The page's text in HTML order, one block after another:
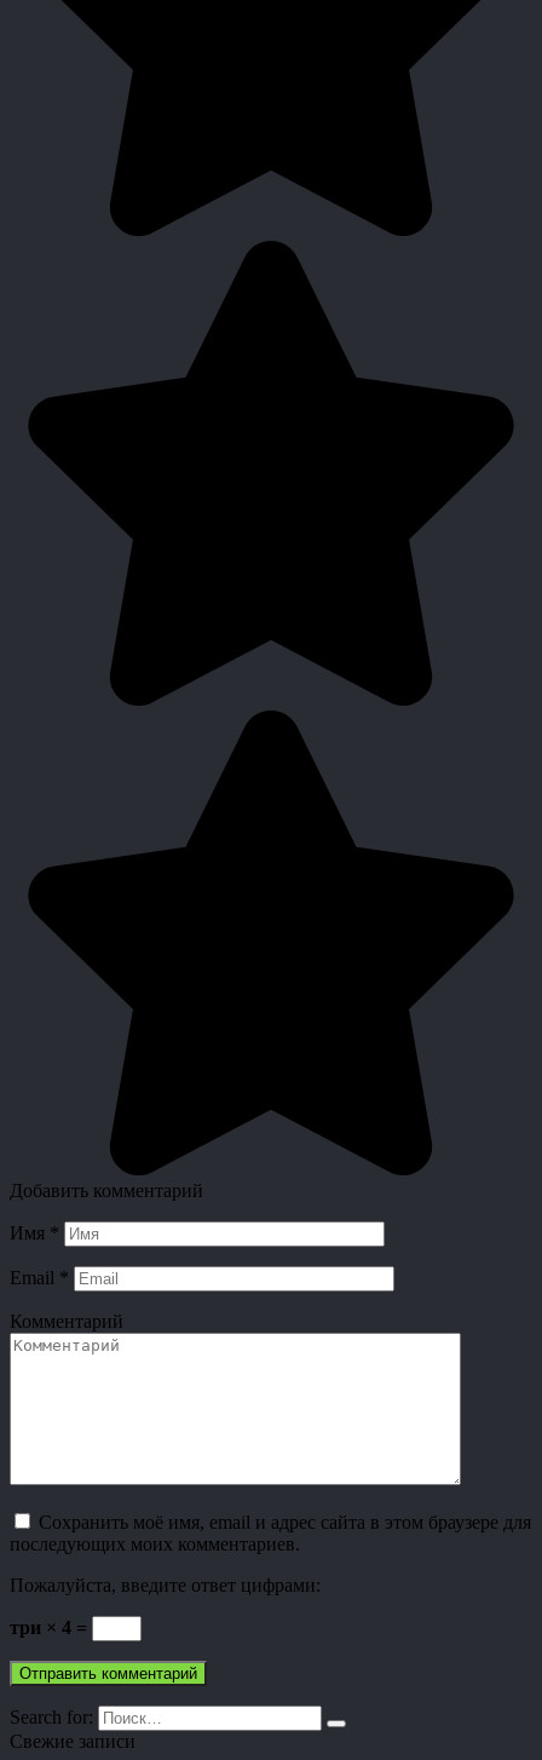
Добавить комментарий
Имя *
Email *
Комментарий
Сохранить моё имя, email и адрес сайта в этом браузере для
последующих моих комментариев.
Пожалуйста, введите ответ цифрами:
три × 4 =
Search for:
Свежие записи